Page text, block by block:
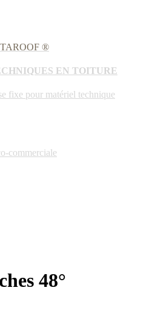
®
EN TOITURE
fixe pour matériel technique
commerciale
48°